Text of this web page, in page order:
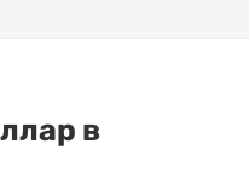
в